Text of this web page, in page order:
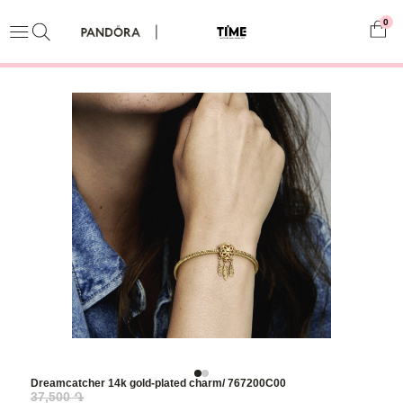
0
Dreamcatcher 14k gold-plated charm/ 767200C00
37,500 ֏